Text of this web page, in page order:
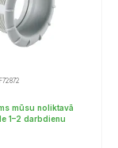
mūsu noliktavā
1–2 darbdienu